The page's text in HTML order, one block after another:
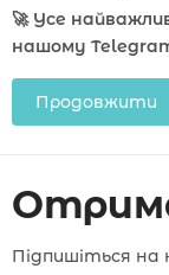
🚀 Усе
нашому
Продовжити
Підпишіться на